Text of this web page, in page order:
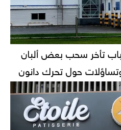
تأخر سحب بعض ألبان
حول تحرك دانون